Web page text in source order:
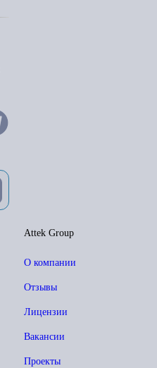
Attek Group
О компании
Отзывы
Лицензии
Вакансии
Проекты